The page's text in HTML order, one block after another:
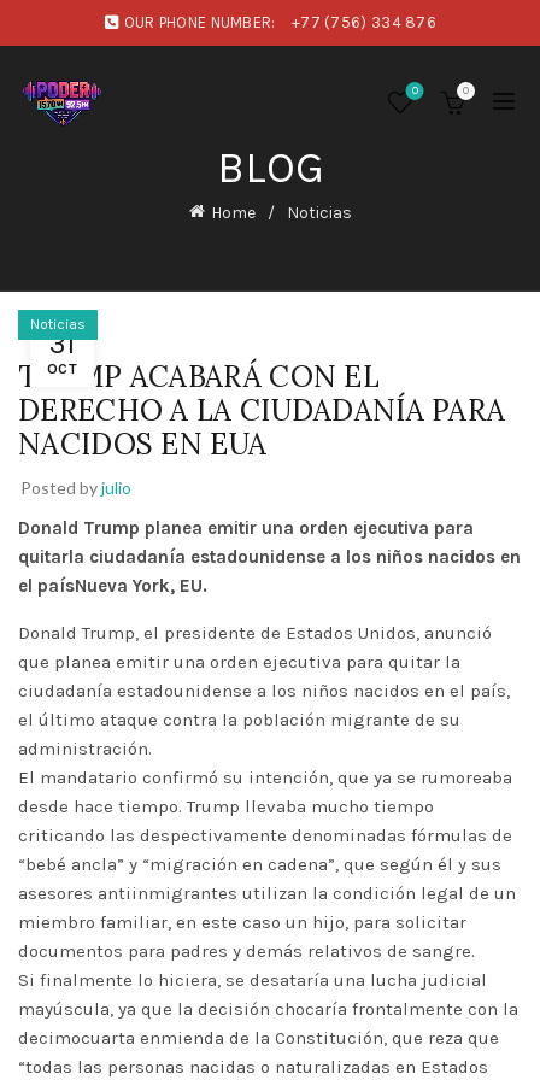
OUR PHONE NUMBER: +77 (756) 334 876
0 0
BLOG
Home Noticias
31
OCT
Noticias
TRUMP ACABARÁ CON EL
DERECHO A LA CIUDADANÍA PARA
NACIDOS EN EUA
Posted byjulio
Donald Trump planea emitir una orden ejecutiva para
quitarla ciudadanía estadounidense a los niños nacidos en
el paísNueva York, EU.
Donald Trump, el presidente de Estados Unidos, anunció
que planea emitir una orden ejecutiva para quitar la
ciudadanía estadounidense a los niños nacidos en el país,
el último ataque contra la población migrante de su
administración.
El mandatario confirmó su intención, que ya se rumoreaba
desde hace tiempo. Trump llevaba mucho tiempo
criticando las despectivamente denominadas fórmulas de
“bebé ancla” y “migración en cadena”, que según él y sus
asesores antiinmigrantes utilizan la condición legal de un
miembro familiar, en este caso un hijo, para solicitar
documentos para padres y demás relativos de sangre.
Si finalmente lo hiciera, se desataría una lucha judicial
mayúscula, ya que la decisión chocaría frontalmente con la
decimocuarta enmienda de la Constitución, que reza que
“todas las personas nacidas o naturalizadas en Estados